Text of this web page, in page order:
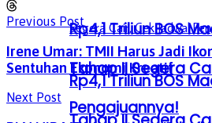
Rp4,1 Triliun BOS
Tahap II Segera
Pengajuannya!
Rp4,1 Triliun BOS
Previous Post
Irene Umar: TMII Harus Jadi
Sentuhan Ekonomi Kreatif
Next Post